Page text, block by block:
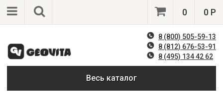
0 0 Р
8 (800) 505-59-13
8 (812) 676-53-91
8 (495) 134 42 62
Весь каталог